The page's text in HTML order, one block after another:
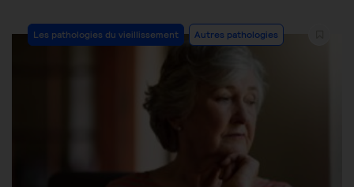
Les pathologies du vieillissement Autres pathologies